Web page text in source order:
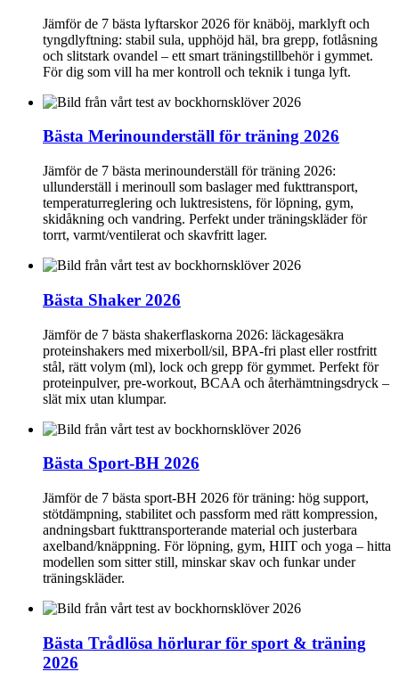
Jämför de 7 bästa lyftarskor 2026 för knäböj, marklyft och
tyngdlyftning: stabil sula, upphöjd häl, bra grepp, fotlåsning
och slitstark ovandel – ett smart tränings­tillbehör i gymmet.
För dig som vill ha mer kontroll och teknik i tunga lyft.
Bästa Merinounderställ för träning 2026
Jämför de 7 bästa merinounderställ för träning 2026:
ullunderställ i merinoull som baslager med fukttransport,
temperaturreglering och luktresistens, för löpning, gym,
skidåkning och vandring. Perfekt under träningskläder för
torrt, varmt/ventilerat och skavfritt lager.
Bästa Shaker 2026
Jämför de 7 bästa shakerflaskorna 2026: läckagesäkra
proteinshakers med mixerboll/sil, BPA-fri plast eller rostfritt
stål, rätt volym (ml), lock och grepp för gymmet. Perfekt för
proteinpulver, pre-workout, BCAA och återhämtningsdryck –
slät mix utan klumpar.
Bästa Sport-BH 2026
Jämför de 7 bästa sport-BH 2026 för träning: hög support,
stötdämpning, stabilitet och passform med rätt kompression,
andningsbart fukttransporterande material och justerbara
axelband/knäppning. För löpning, gym, HIIT och yoga – hitta
modellen som sitter still, minskar skav och funkar under
träningskläder.
Bästa Trådlösa hörlurar för sport & träning
2026